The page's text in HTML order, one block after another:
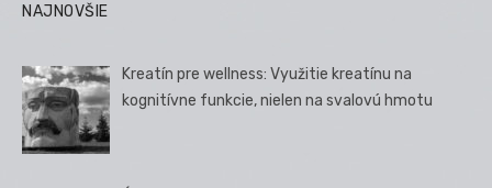
NAJNOVŠIE
Kreatín pre wellness: Využitie kreatínu na
kognitívne funkcie, nielen na svalovú hmotu